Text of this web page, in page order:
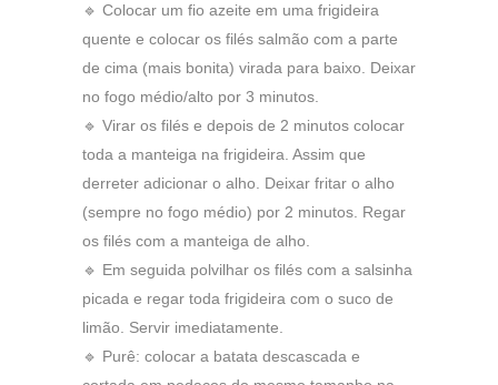
🔹 Colocar um fio azeite em uma frigideira
quente e colocar os filés salmão com a parte
de cima (mais bonita) virada para baixo. Deixar
no fogo médio/alto por 3 minutos.
🔹 Virar os filés e depois de 2 minutos colocar
toda a manteiga na frigideira. Assim que
derreter adicionar o alho. Deixar fritar o alho
(sempre no fogo médio) por 2 minutos. Regar
os filés com a manteiga de alho.
🔹 Em seguida polvilhar os filés com a salsinha
picada e regar toda frigideira com o suco de
limão. Servir imediatamente.
🔹 Purê: colocar a batata descascada e